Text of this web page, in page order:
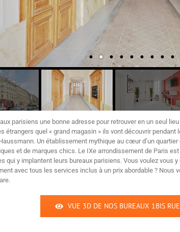
parisiens une bonne adresse pour retrouver en un seul
étrangers quel « grand magasin » ils vont découvrir pendant
Un établissement mythique au cœur d’un
et de marques chics. Le IXe arrondissement de Paris
qui y implantent leurs bureaux parisiens. Vous voulez vous
avec tous les services inclus à un prix abordable ? Nous
VUE 3D DE NOS BUREAUX 1BIS